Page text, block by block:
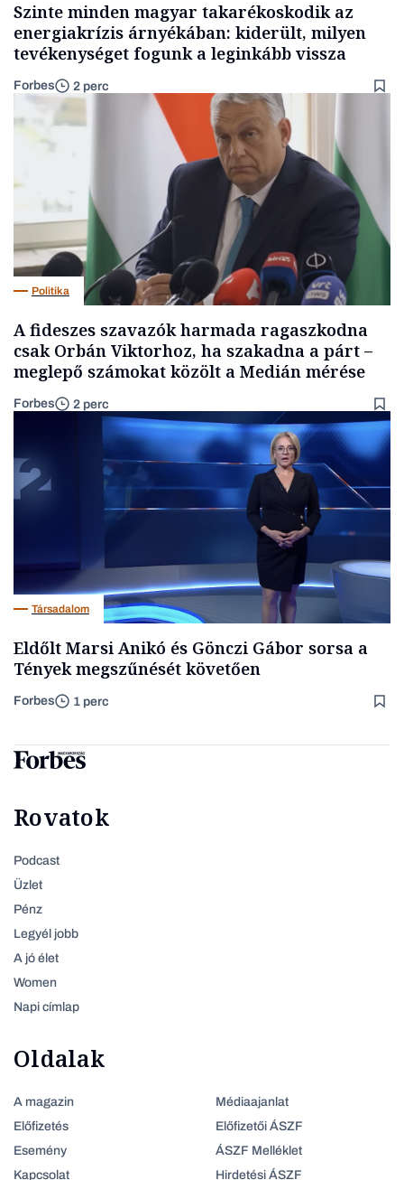
Szinte minden magyar takarékoskodik az
energiakrízis árnyékában: kiderült, milyen
tevékenységet fogunk a leginkább vissza
Forbes 2 perc
Politika
A fideszes szavazók harmada ragaszkodna
csak Orbán Viktorhoz, ha szakadna a párt –
meglepő számokat közölt a Medián mérése
Forbes 2 perc
Társadalom
Eldőlt Marsi Anikó és Gönczi Gábor sorsa a
Tények megszűnését követően
Forbes 1 perc
Rovatok
Podcast
Üzlet
Pénz
Legyél jobb
A jó élet
Women
Napi címlap
Oldalak
A magazin
Előfizetés
Esemény
Kapcsolat
Médiaajanlat
Előfizetői ÁSZF
ÁSZF Melléklet
Hirdetési ÁSZF